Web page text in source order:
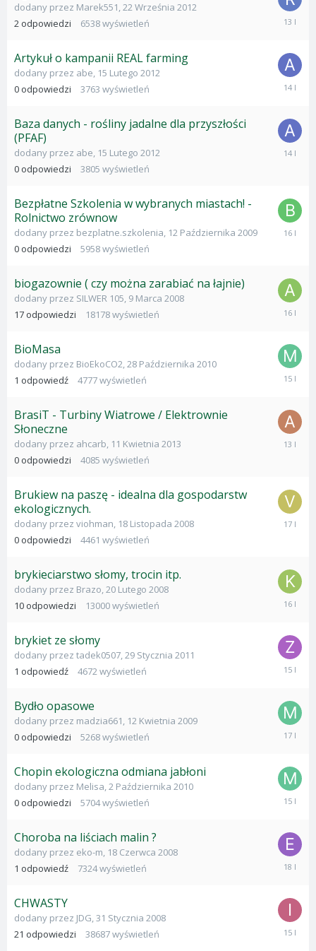
dodany przez Marek551,22 Września 2012
2 odpowiedzi 6538wyświetleń
13
Artykuł o kampanii REAL farming
dodany przez abe, 15 Lutego 2012
0 odpowiedzi 3763 wyświetleń
15
Baza danych - rośliny jadalne dla przyszłości
(PFAF)
dodany przez abe, 15 Lutego 2012
0 odpowiedzi 3805 wyświetleń
15
Bezpłatne Szkolenia w wybranych miastach! -
Rolnictwo zrównow
dodany przez bezplatne.szkolenia, 12 Października 2009
0 odpowiedzi 5958wyświetleń
12
biogazownie ( czy można zarabiać na łajnie)
dodany przez SILWER 105, 9 Marca 2008
17 odpowiedzi 18178wyświetleń
26
BioMasa
dodany przez BioEkoCO2,28 Października 2010
1 odpowiedź 4777wyświetleń
BrasiT - Turbiny Wiatrowe / Elektrownie
Słoneczne
dodany przez ahcarb, 11 Kwietnia 2013
0 odpowiedzi 4085 wyświetleń
11
Brukiew na paszę - idealna dla gospodarstw
ekologicznych.
dodany przez viohman, 18 Listopada 2008
0 odpowiedzi 4461 wyświetleń
18
brykieciarstwo słomy, trocin itp.
dodany przez Brazo,20 Lutego 2008
10 odpowiedzi 13000wyświetleń
brykiet ze słomy
dodany przez tadek0507,29 Stycznia 2011
1 odpowiedź 4672wyświetleń
Bydło opasowe
dodany przez madzia661, 12 Kwietnia 2009
0 odpowiedzi 5268wyświetleń
12
Chopin ekologiczna odmiana jabłoni
dodany przez Melisa,2 Października 2010
0 odpowiedzi 5704wyświetleń
Choroba na liściach malin ?
dodany przez eko-m, 18 Czerwca 2008
1 odpowiedź 7324wyświetleń
18
CHWASTY
dodany przez JDG,31 Stycznia 2008
21 odpowiedzi 38687wyświetleń
23